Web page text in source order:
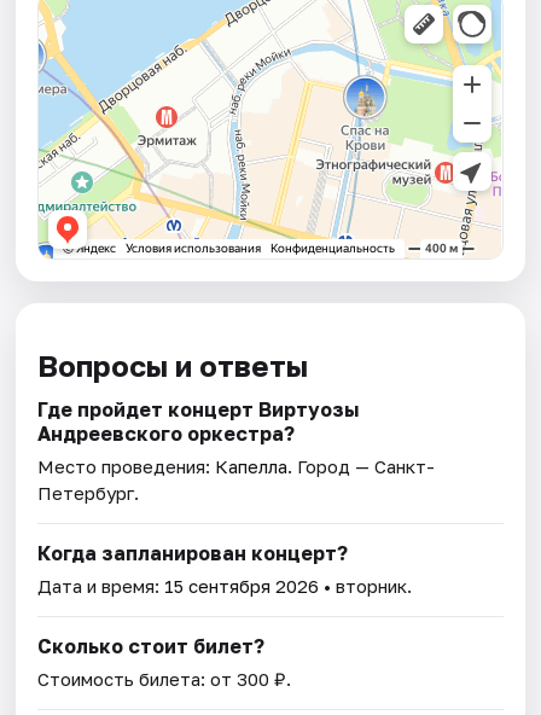
Вопросы и ответы
Где пройдет концерт Виртуозы
Андреевского оркестра?
Место проведения: Капелла. Город — Санкт-
Петербург.
Когда запланирован концерт?
Дата и время: 15 сентября 2026 • вторник.
Сколько стоит билет?
Стоимость билета: от 300 ₽.